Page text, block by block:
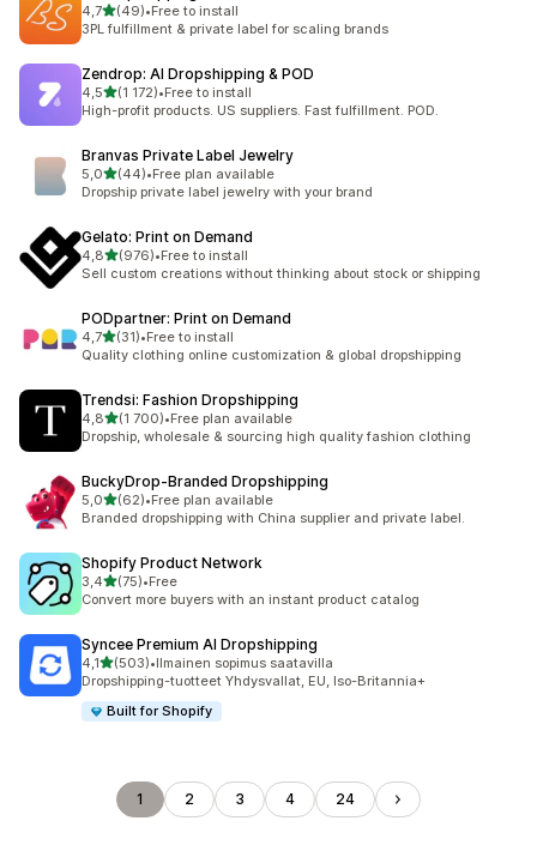
4,7/ 5 tähteä
(49)
49 arvostelua yhteensä
•Free to install
3PL fulfillment & private label for scaling brands
Zendrop: AI Dropshipping & POD
4,5/ 5 tähteä
(1 172)
1172 arvostelua yhteensä
•Free to install
High-profit products. US suppliers. Fast fulfillment. POD.
Branvas Private Label Jewelry
5,0/ 5 tähteä
(44)
44 arvostelua yhteensä
•Free plan available
Dropship private label jewelry with your brand
Gelato: Print on Demand
4,8/ 5 tähteä
(976)
976 arvostelua yhteensä
•Free to install
Sell custom creations without thinking about stock or shipping
PODpartner: Print on Demand
4,7/ 5 tähteä
(31)
31 arvostelua yhteensä
•Free to install
Quality clothing online customization & global dropshipping
Trendsi: Fashion Dropshipping
4,8/ 5 tähteä
(1 700)
1700 arvostelua yhteensä
•Free plan available
Dropship, wholesale & sourcing high quality fashion clothing
BuckyDrop‑Branded Dropshipping
5,0/ 5 tähteä
(62)
62 arvostelua yhteensä
•Free plan available
Branded dropshipping with China supplier and private label.
Shopify Product Network
3,4/ 5 tähteä
(75)
75 arvostelua yhteensä
•Free
Convert more buyers with an instant product catalog
Syncee Premium AI Dropshipping
4,1/ 5 tähteä
(503)
503 arvostelua yhteensä
•Ilmainen sopimus saatavilla
Dropshipping-tuotteet Yhdysvallat, EU, Iso-Britannia+
Built for Shopify
1 2 3 4 24